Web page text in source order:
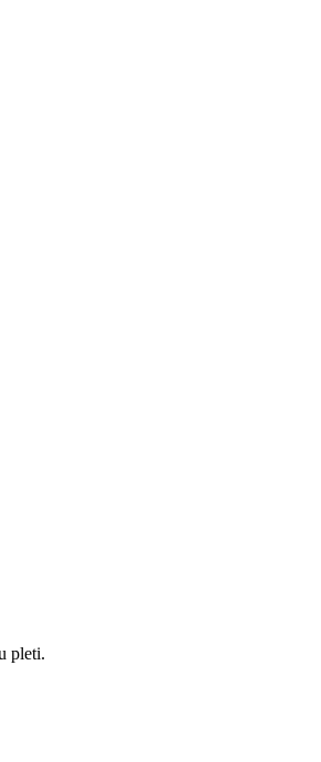
pleti.